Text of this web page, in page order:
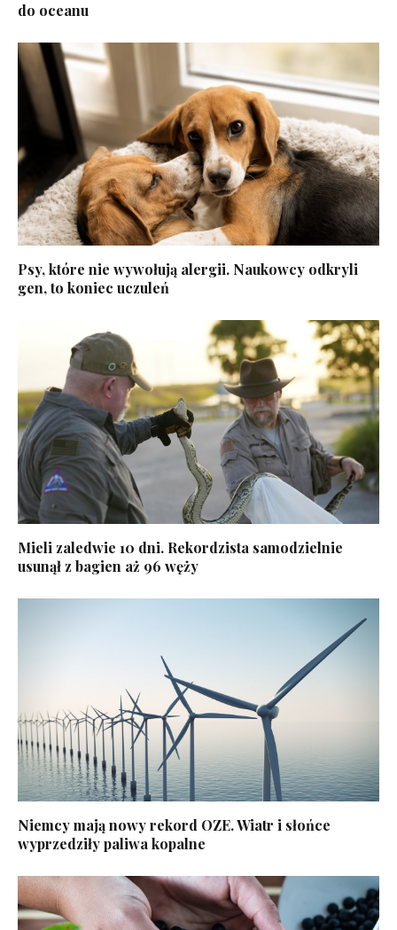
do oceanu
Psy, które nie wywołują alergii. Naukowcy odkryli
gen, to koniec uczuleń
Mieli zaledwie 10 dni. Rekordzista samodzielnie
usunął z bagien aż 96 węży
Niemcy mają nowy rekord OZE. Wiatr i słońce
wyprzedziły paliwa kopalne